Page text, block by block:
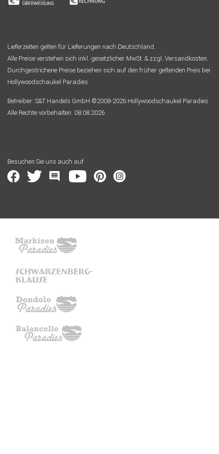
Lieferzeiten gelten für Lieferungen nach Deutschland.
Alle Preise verstehen sich inkl. gesetzlicher MwSt. & zzgl. Versandkosten.
Durchgestrichene Preise beziehen sich auf den früher geltenden Preis bei
Hollywoodschaukel Paradies
Betreiber: S&T Handels GmbH ©2008-2026 Hollywoodschaukel Paradies
Alle Rechte vorbehalten. 08.08.2026
Besuchen Sie uns auch auf